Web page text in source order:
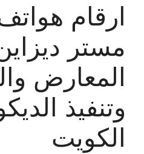
ارقام
مستر
المعارض
وتنفيذ
الكويت